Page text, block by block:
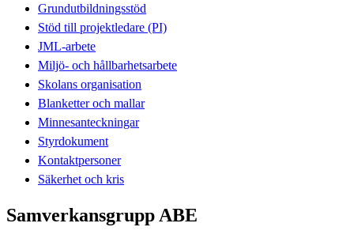
Grundutbildningsstöd
Stöd till projektledare (PI)
JML-arbete
Miljö- och hållbarhetsarbete
Skolans organisation
Blanketter och mallar
Minnesanteckningar
Styrdokument
Kontaktpersoner
Säkerhet och kris
Samverkansgrupp ABE